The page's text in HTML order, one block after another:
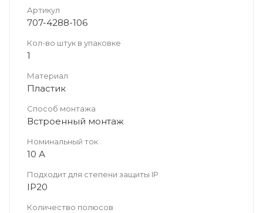
Артикул
707-4288-106
Кол-во штук в упаковке
1
Материал
Пластик
Способ монтажа
Встроенный монтаж
Номинальный ток
10 А
Подходит для степени защиты IP
IP20
Количество полюсов